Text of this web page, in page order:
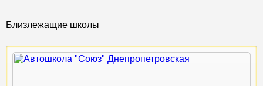
Близлежащие школы